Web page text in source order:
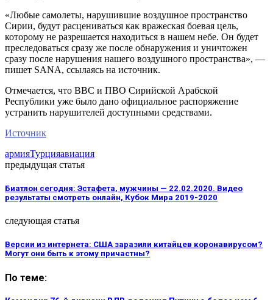
«Любые самолеты, нарушившие воздушное пространство
Сирии, будут расцениваться как вражеская боевая цель,
которому не разрешается находиться в нашем небе. Он будет
преследоваться сразу же после обнаружения и уничтожен
сразу после нарушения нашего воздушного пространства», —
пишет SANA, ссылаясь на источник.
Отмечается, что ВВС и ПВО Сирийской Арабской
Республики уже было дано официальное распоряжение
устранить нарушителей доступными средствами.
Источник
армияТурцияавиация
предыдущая статья
Биатлон сегодня: Эстафета, мужчины — 22.02.2020. Видео
результаты смотреть онлайн, Кубок Мира 2019-2020
следующая статья
Версии из интернета: США заразили китайцев коронавирусом?
Могут они быть к этому причастны?
По теме: